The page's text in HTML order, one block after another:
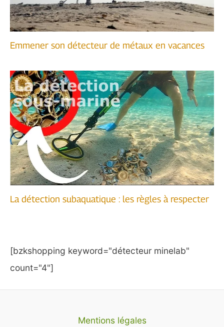
Emmener son détecteur de métaux en vacances
La détection subaquatique : les règles à respecter
[bzkshopping keyword="détecteur minelab"
count="4"]
Mentions légales